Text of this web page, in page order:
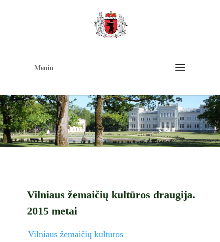
Meniu
Vilniaus žemaičių kultūros draugija.
2015 metai
Vilniaus žemaičių kultūros